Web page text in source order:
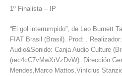
1º Finalista – IP
“El gol interrumpido”, de Leo Burnett
FIAT Brasil (Brasil). Prod: .
Audio&Sonido: Canja Audio Culture
(rec4cC7vMwXrVzDvW). Dirección
Mendes,Marco Mattos,Vinícius